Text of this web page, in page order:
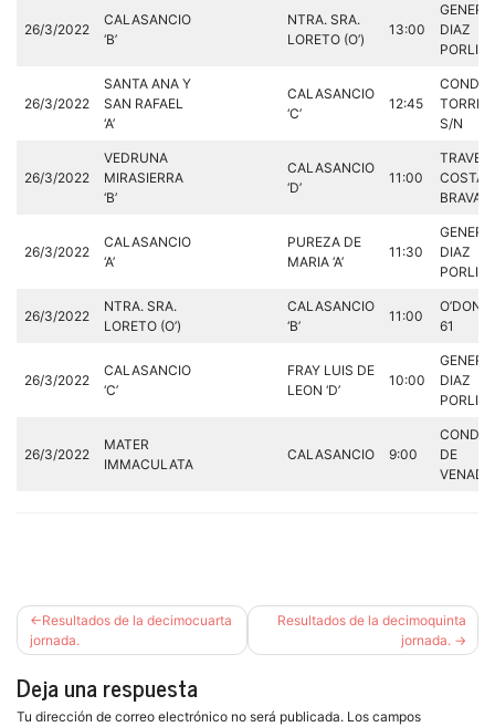
26/3/2022
CALASANCIO
‘B’
NTRA. SRA.
LORETO (O’)
13:00
DIAZ
26/3/2022
SANTA ANA Y
SAN RAFAEL
‘A’
CALASANCIO
‘C’
12:45
S/N
26/3/2022
VEDRUNA
MIRASIERRA
‘B’
CALASANCIO
‘D’
11:00
COSTA
BRAVA,
26/3/2022
CALASANCIO
‘A’
PUREZA DE
MARIA ‘A’
11:30
DIAZ
26/3/2022
NTRA. SRA.
LORETO (O’)
CALASANCIO
‘B’
11:00
61
26/3/2022
CALASANCIO
‘C’
FRAY LUIS DE
LEON ‘D’
10:00
DIAZ
26/3/2022
MATER
IMMACULATA
CALASANCIO 9:00
DE
Navegación
de
entradas
Resultados de la decimocuarta
jornada.
Resultados de la decimoquinta
jornada.
Deja una respuesta
Tu dirección de correo electrónico no será publicada. Los campos